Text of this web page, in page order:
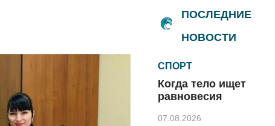
ПОСЛЕДНИЕ
НОВОСТИ
СПОРТ
Когда тело ищет
равновесия
07.08.2026